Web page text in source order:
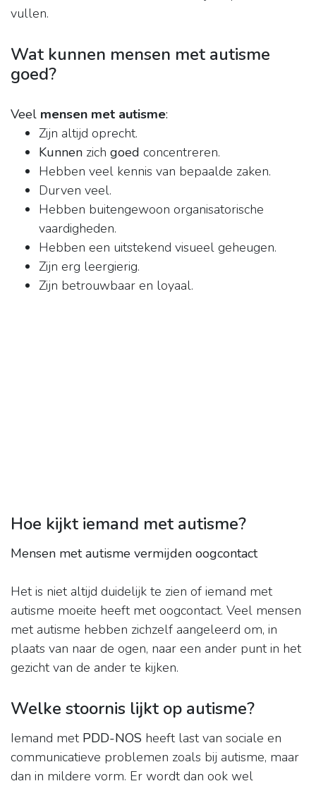
vullen.
Wat kunnen mensen met autisme
goed?
Veel mensen met autisme:
Zijn altijd oprecht.
Kunnen zich goed concentreren.
Hebben veel kennis van bepaalde zaken.
Durven veel.
Hebben buitengewoon organisatorische
vaardigheden.
Hebben een uitstekend visueel geheugen.
Zijn erg leergierig.
Zijn betrouwbaar en loyaal.
Hoe kijkt iemand met autisme?
Mensen met autisme vermijden oogcontact
Het is niet altijd duidelijk te zien of iemand met
autisme moeite heeft met oogcontact. Veel mensen
met autisme hebben zichzelf aangeleerd om, in
plaats van naar de ogen, naar een ander punt in het
gezicht van de ander te kijken.
Welke stoornis lijkt op autisme?
Iemand met PDD-NOS heeft last van sociale en
communicatieve problemen zoals bij autisme, maar
dan in mildere vorm. Er wordt dan ook wel